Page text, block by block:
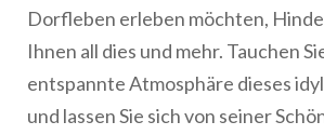
Dorfleben erleben möchten,
Ihnen all dies und mehr. Tauchen
entspannte Atmosphäre dieses
und lassen Sie sich von seiner